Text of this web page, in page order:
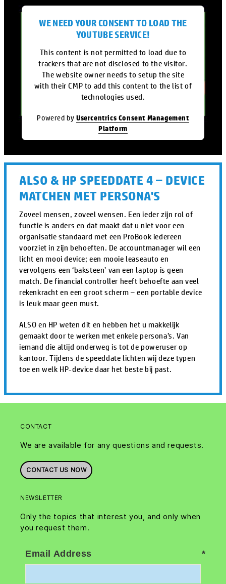
WE NEED YOUR CONSENT TO LOAD THE
YOUTUBE SERVICE!
This content is not permitted to load due to
trackers that are not disclosed to the visitor.
The website owner needs to setup the site
with their CMP to add this content to the list of
technologies used.
Powered by Usercentrics Consent Management
Platform
ALSO & HP SPEEDDATE 4 – DEVICE
MATCHEN MET PERSONA'S
Zoveel mensen, zoveel wensen. Een ieder zijn rol of
functie is anders en dat maakt dat u niet voor een
organisatie standaard met een ProBook iedereen
voorziet in zijn behoeften. De accountmanager wil een
licht en mooi device; een mooie leaseauto en
vervolgens een ‘baksteen’ van een laptop is geen
match. De financial controller heeft behoefte aan veel
rekenkracht en een groot scherm – een portable device
is leuk maar geen must.
ALSO en HP weten dit en hebben het u makkelijk
gemaakt door te werken met enkele persona’s. Van
iemand die altijd onderweg is tot de poweruser op
kantoor. Tijdens de speeddate lichten wij deze typen
toe en welk HP-device daar het beste bij past.
CONTACT
We are available for any questions and requests.
CONTACT US NOW
NEWSLETTER
Only the topics that interest you, and only when
you request them.
Email Address